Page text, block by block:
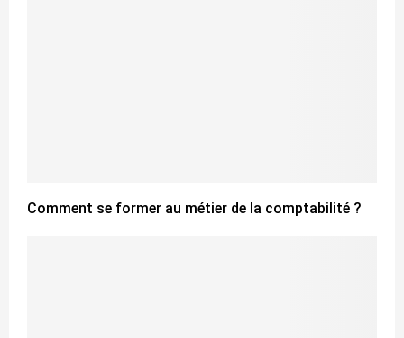
Comment se former au métier de la comptabilité ?